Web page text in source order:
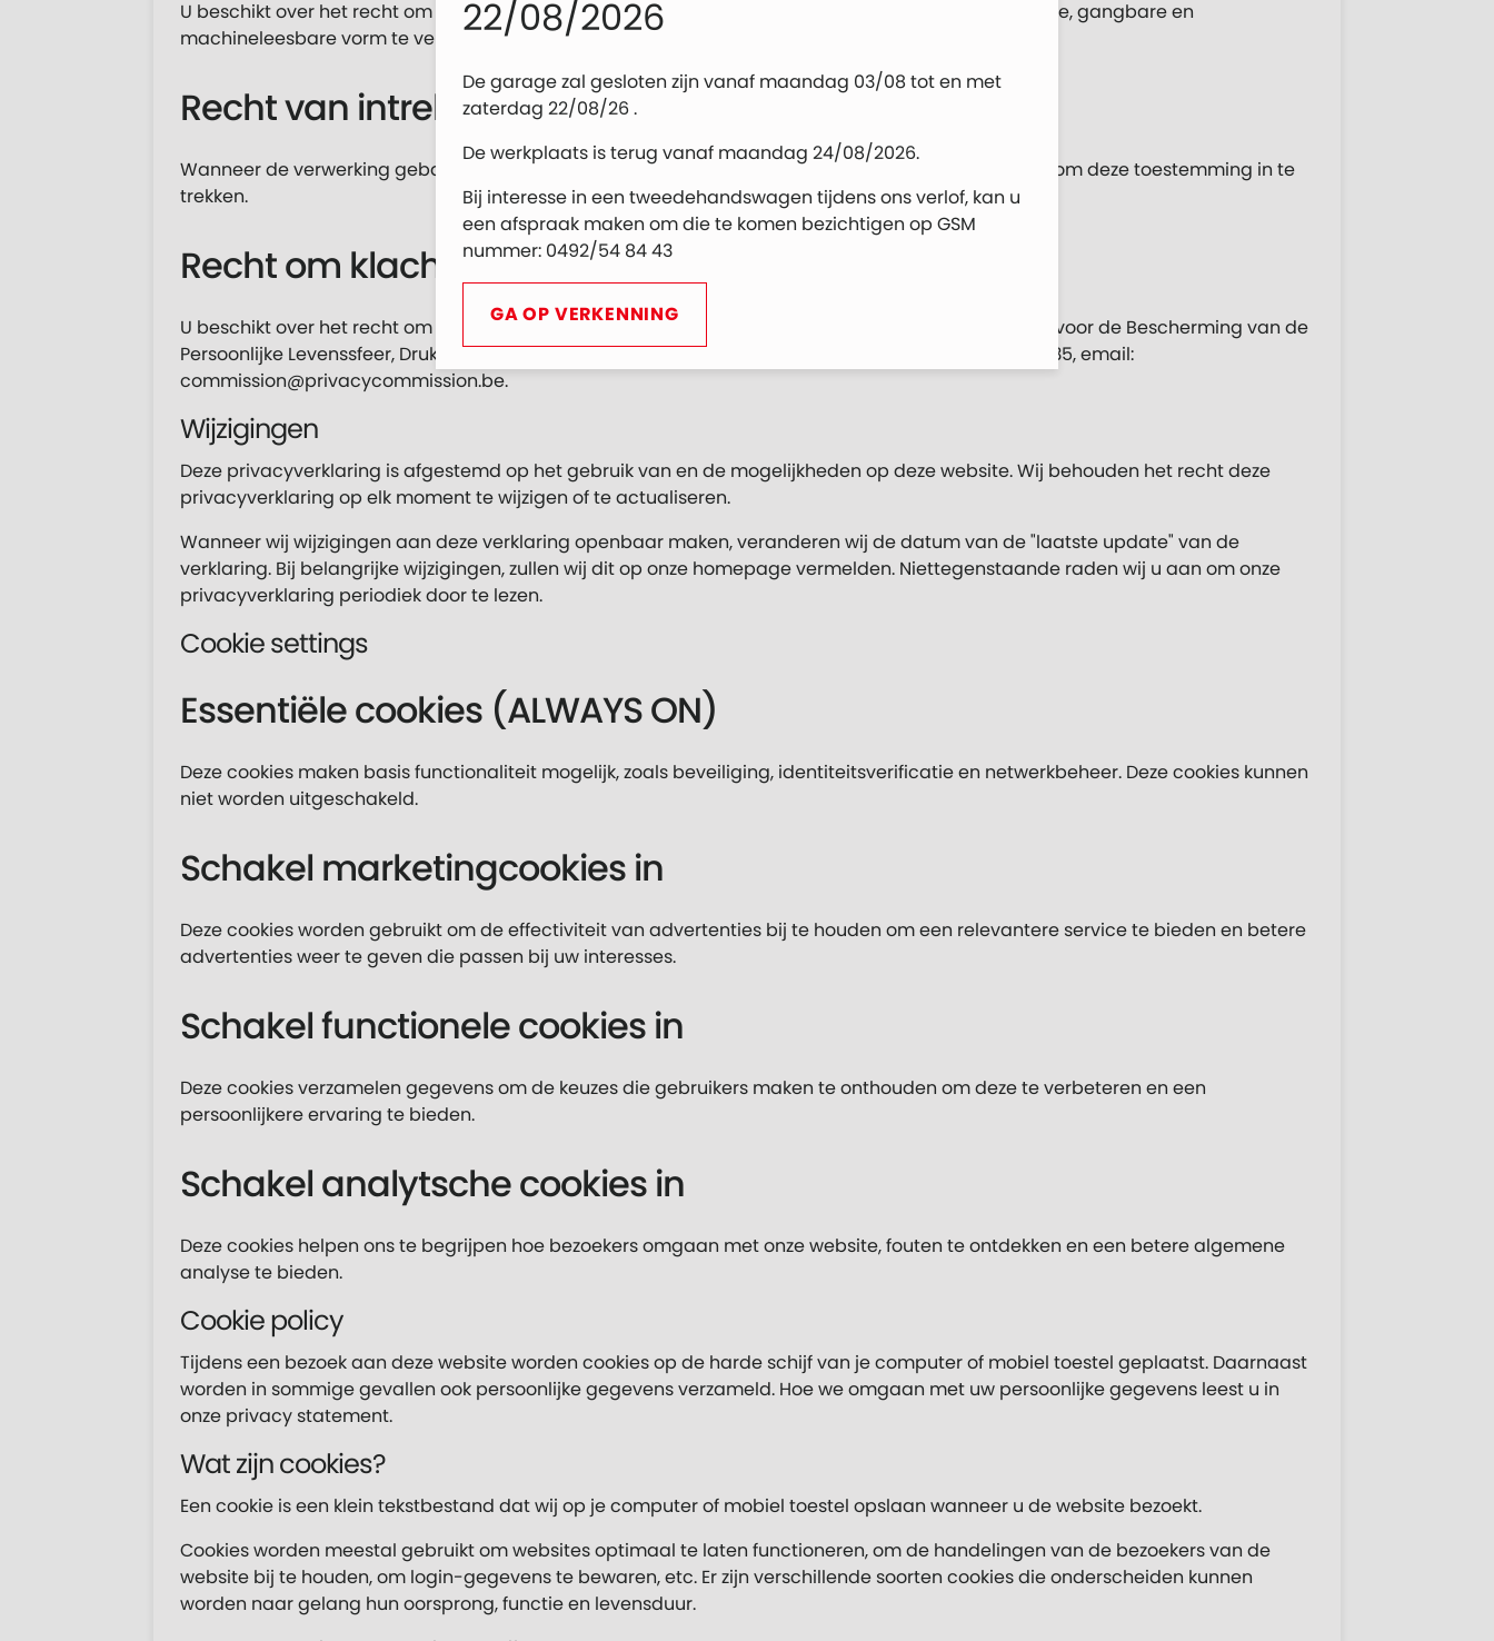
U beschikt over het recht om uw persoonsgegevens die door ons verwerkt worden in gestructureerde, gangbare en
machineleesbare vorm te verkrijgen en/of aan andere verantwoordelijken over te dragen.
Recht van intrekking van de toestemming
Wanneer de verwerking gebaseerd is op uw voorafgaande toestemming, beschikt u over het recht om deze toestemming in te
trekken.
Recht om klacht in te dienen
U beschikt over het recht om een klacht in te dienen bij de Belgische Privacycommissie: Commissie voor de Bescherming van de
Persoonlijke Levenssfeer, Drukpersstraat 35, 1000 Brussel, Tel +32 (0)2 274 48 00, Fax +32 (0)2 274 48 35, email:
commission@privacycommission.be.
Wijzigingen
Deze privacyverklaring is afgestemd op het gebruik van en de mogelijkheden op deze website. Wij behouden het recht deze
privacyverklaring op elk moment te wijzigen of te actualiseren.
Wanneer wij wijzigingen aan deze verklaring openbaar maken, veranderen wij de datum van de "laatste update" van de
verklaring. Bij belangrijke wijzigingen, zullen wij dit op onze homepage vermelden. Niettegenstaande raden wij u aan om onze
privacyverklaring periodiek door te lezen.
Cookie settings
Essentiële cookies (ALWAYS ON)
Deze cookies maken basis functionaliteit mogelijk, zoals beveiliging, identiteitsverificatie en netwerkbeheer. Deze cookies kunnen
niet worden uitgeschakeld.
Schakel marketingcookies in
Deze cookies worden gebruikt om de effectiviteit van advertenties bij te houden om een relevantere service te bieden en betere
advertenties weer te geven die passen bij uw interesses.
Schakel functionele cookies in
Deze cookies verzamelen gegevens om de keuzes die gebruikers maken te onthouden om deze te verbeteren en een
persoonlijkere ervaring te bieden.
Schakel analytsche cookies in
Deze cookies helpen ons te begrijpen hoe bezoekers omgaan met onze website, fouten te ontdekken en een betere algemene
analyse te bieden.
Cookie policy
Tijdens een bezoek aan deze website worden cookies op de harde schijf van je computer of mobiel toestel geplaatst. Daarnaast
worden in sommige gevallen ook persoonlijke gegevens verzameld. Hoe we omgaan met uw persoonlijke gegevens leest u in
onze privacy statement.
Wat zijn cookies?
Een cookie is een klein tekstbestand dat wij op je computer of mobiel toestel opslaan wanneer u de website bezoekt.
Cookies worden meestal gebruikt om websites optimaal te laten functioneren, om de handelingen van de bezoekers van de
website bij te houden, om login-gegevens te bewaren, etc. Er zijn verschillende soorten cookies die onderscheiden kunnen
worden naar gelang hun oorsprong, functie en levensduur.
22/08/2026
De garage zal gesloten zijn vanaf maandag 03/08 tot en met
zaterdag 22/08/26 .
De werkplaats is terug vanaf maandag 24/08/2026.
Bij interesse in een tweedehandswagen tijdens ons verlof, kan u
een afspraak maken om die te komen bezichtigen op GSM
nummer: 0492/54 84 43
GA OP VERKENNING